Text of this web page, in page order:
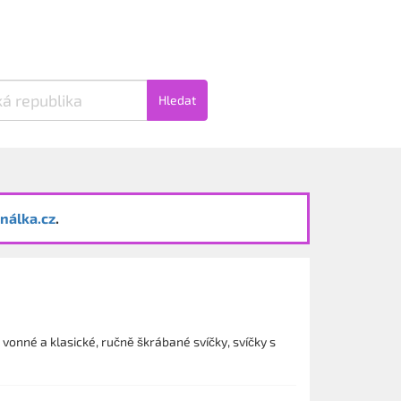
Hledat
.
a klasické, ručně škrábané svíčky, svíčky s